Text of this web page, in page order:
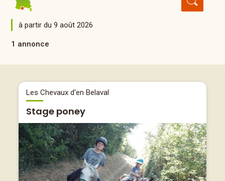
à partir du 9 août 2026
1 annonce
Les Chevaux d'en Belaval
Stage poney